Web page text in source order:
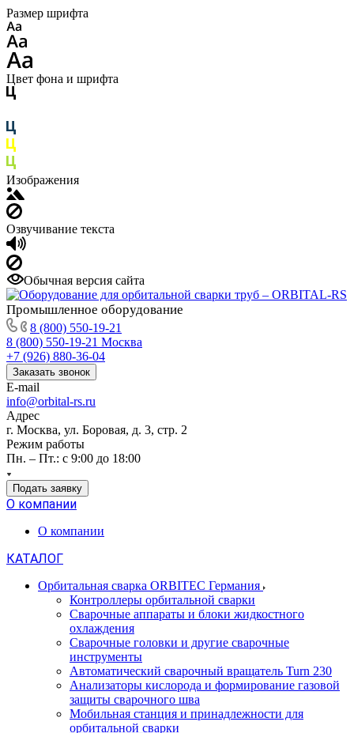
Размер шрифта
Цвет фона и шрифта
Изображения
Озвучивание текста
Обычная версия сайта
Промышленное оборудование
8 (800) 550-19-21
8 (800) 550-19-21 Москва
+7 (926) 880-36-04
Заказать звонок
E-mail
info@orbital-rs.ru
Адрес
г. Москва, ул. Боровая, д. 3, стр. 2
Режим работы
Пн. – Пт.: с 9:00 до 18:00
Подать заявку
О компании
О компании
КАТАЛОГ
Орбитальная сварка ORBITEC Германия
Контроллеры орбитальной сварки
Сварочные аппараты и блоки жидкостного
охлаждения
Сварочные головки и другие сварочные
инструменты
Автоматический сварочный вращатель Turn 230
Анализаторы кислорода и формирование газовой
защиты сварочного шва
Мобильная станция и принадлежности для
орбитальной сварки